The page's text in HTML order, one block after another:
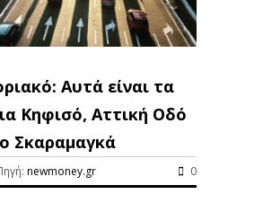
Αυτά είναι τα
Κηφισό, Αττική Οδό
Σκαραμαγκά
newmoney.gr 0